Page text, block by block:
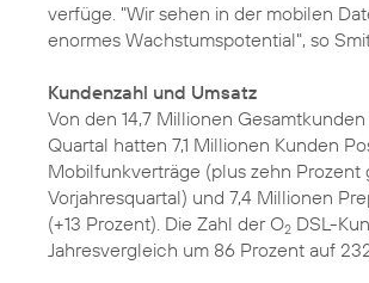
verfüge. "Wir sehen in der mobilen
enormes Wachstumspotential", so
Kundenzahl und Umsatz
Von den 14,7 Millionen
Quartal hatten 7,1 Millionen Kunden
Mobilfunkverträge (plus zehn Prozent
Vorjahresquartal) und 7,4 Millionen
(+13 Prozent). Die Zahl der O2 DSL-
Jahresvergleich um 86 Prozent auf